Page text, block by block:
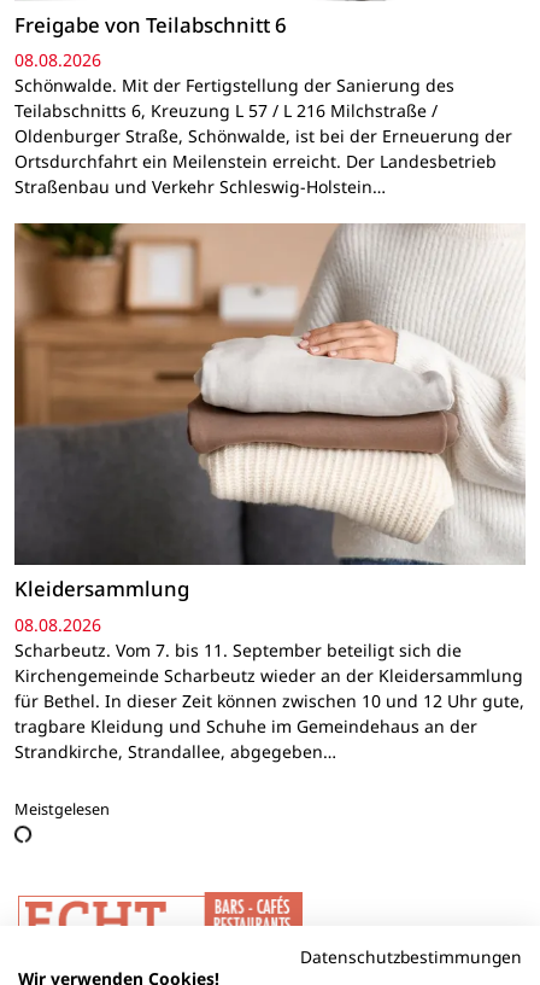
Freigabe von Teilabschnitt 6
08.08.2026
Schönwalde. Mit der Fertigstellung der Sanierung des
Teilabschnitts 6, Kreuzung L 57 / L 216 Milchstraße /
Oldenburger Straße, Schönwalde, ist bei der Erneuerung der
Ortsdurchfahrt ein Meilenstein erreicht. Der Landesbetrieb
Straßenbau und Verkehr Schleswig-Holstein…
Kleidersammlung
08.08.2026
Scharbeutz. Vom 7. bis 11. September beteiligt sich die
Kirchengemeinde Scharbeutz wieder an der Kleidersammlung
für Bethel. In dieser Zeit können zwischen 10 und 12 Uhr gute,
tragbare Kleidung und Schuhe im Gemeindehaus an der
Strandkirche, Strandallee, abgegeben…
Meistgelesen
Datenschutzbestimmungen
Wir verwenden Cookies!